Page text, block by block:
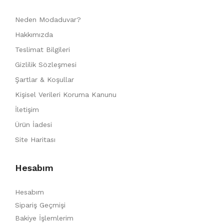
Neden Modaduvar?
Hakkımızda
Teslimat Bilgileri
Gizlilik Sözleşmesi
Şartlar & Koşullar
Kişisel Verileri Koruma Kanunu
İletişim
Ürün İadesi
Site Haritası
Hesabım
Hesabım
Sipariş Geçmişi
Bakiye İşlemlerim